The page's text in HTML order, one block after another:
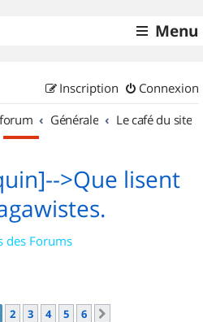
Menu
Connexion
Inscription
Générale Le café du site
>Que lisent
des Forums
2 3 4 5 6